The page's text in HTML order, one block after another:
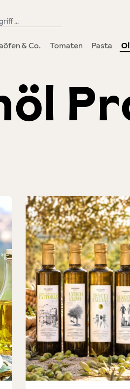
& Co. Tomaten Pasta